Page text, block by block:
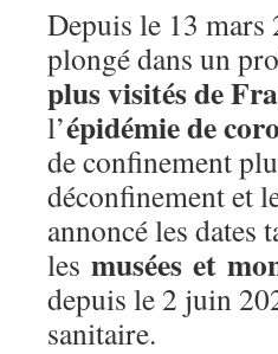
Depuis le 13 mars
plongé dans un
plus visités de
l’épidémie de
de confinement
déconfinement et
annoncé les dates
les musées et
depuis le 2 juin
sanitaire.